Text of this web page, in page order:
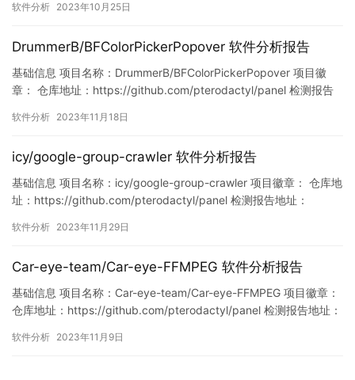
0464/1717079734621962240 此报告由Mur…
软件分析 2023年10月25日
DrummerB/BFColorPickerPopover 软件分析报告
基础信息 项目名称：DrummerB/BFColorPickerPopover 项目徽
章： 仓库地址：https://github.com/pterodactyl/panel 检测报告
https://www.murphysec.com/console/report/17211495816888
软件分析 2023年11月18日
icy/google-group-crawler 软件分析报告
基础信息 项目名称：icy/google-group-crawler 项目徽章： 仓库地
址：https://github.com/pterodactyl/panel 检测报告地址：
61248/1729680807222009856 此报告由Murph…
软件分析 2023年11月29日
Car-eye-team/Car-eye-FFMPEG 软件分析报告
基础信息 项目名称：Car-eye-team/Car-eye-FFMPEG 项目徽章：
仓库地址：https://github.com/pterodactyl/panel 检测报告地址：
91072/1722287329784131584 此报告由Mu…
软件分析 2023年11月9日